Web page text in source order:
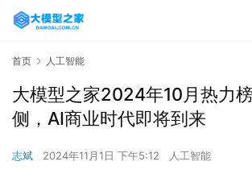
首页 人工智能
大模型之家2024年10月热力
侧，AI商业时代即将到来
志斌 2024年11月1日 下午5:12 人工智能